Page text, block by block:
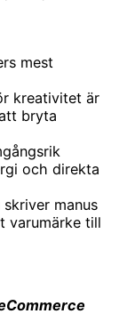
mest
kreativitet är
bryta
och direkta
manus
varumärke till